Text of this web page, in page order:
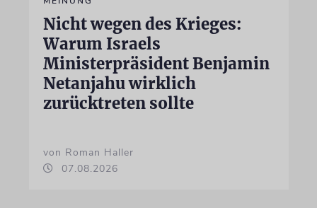
Nicht wegen des Krieges:
Warum Israels
Ministerpräsident Benjamin
Netanjahu wirklich
zurücktreten sollte
von Roman Haller
07.08.2026